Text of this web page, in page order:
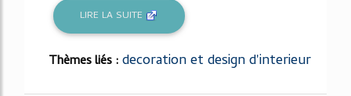
LIRE LA SUITE
Thèmes liés :decoration et design d'interieur